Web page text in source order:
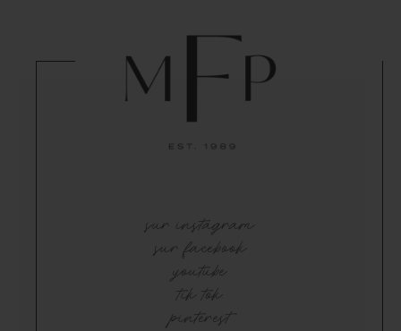
sur instagram
sur facebook
youtube
tik tok
pinterest